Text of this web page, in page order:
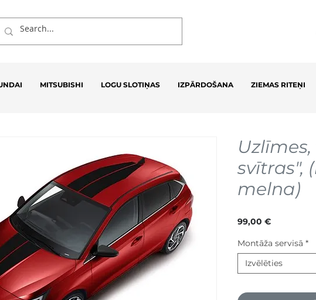
MITSUBISHI LOGU SLOTIŅAS IZPĀRDOŠANA ZIEMAS RITEŅI
svītras",
melna)
99,00 €Cena
Montāža servisā *
Izvēlēties